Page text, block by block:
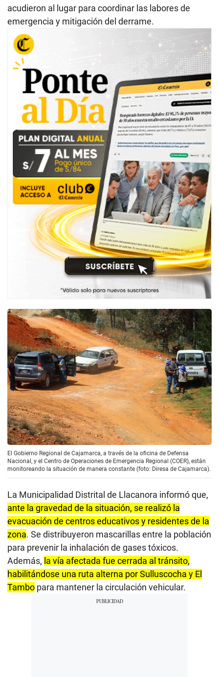
acudieron al lugar para coordinar las labores de
emergencia y mitigación del derrame.
El Gobierno Regional de Cajamarca, a través de la oficina de Defensa
Nacional, y el Centro de Operaciones de Emergencia Regional (COER), están
monitoreando la situación de manera constante (foto: Diresa de Cajamarca).
La Municipalidad Distrital de Llacanora informó que,
ante la gravedad de la situación, se realizó la
evacuación de centros educativos y residentes de la
zona. Se distribuyeron mascarillas entre la población
para prevenir la inhalación de gases tóxicos.
Además, la vía afectada fue cerrada al tránsito,
habilitándose una ruta alterna por Sulluscocha y El
Tambo para mantener la circulación vehicular.